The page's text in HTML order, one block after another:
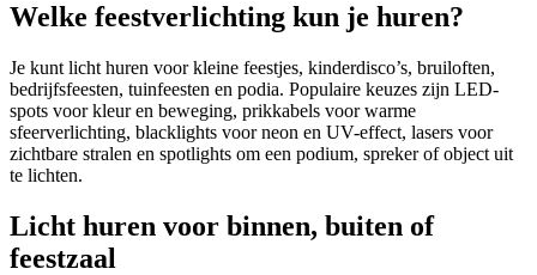
Welke feestverlichting kun je huren?
Je kunt licht huren voor kleine feestjes, kinderdisco’s, bruiloften,
bedrijfsfeesten, tuinfeesten en podia. Populaire keuzes zijn LED-
spots voor kleur en beweging, prikkabels voor warme
sfeerverlichting, blacklights voor neon en UV-effect, lasers voor
zichtbare stralen en spotlights om een podium, spreker of object uit
te lichten.
Licht huren voor binnen, buiten of
feestzaal